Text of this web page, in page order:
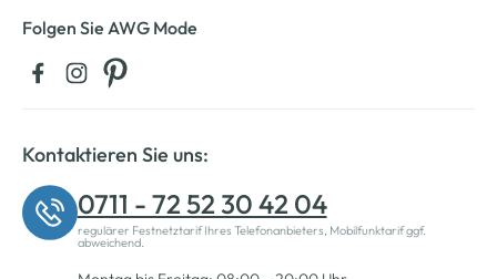
Folgen Sie AWG Mode
Kontaktieren Sie uns:
0711 - 72 52 30 42 04
regulärer Festnetztarif Ihres Telefonanbieters, Mobilfunktarif ggf.
abweichend.